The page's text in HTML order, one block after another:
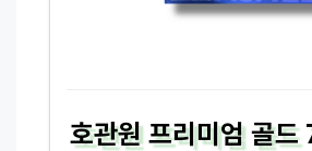
호관원 프리미엄 골